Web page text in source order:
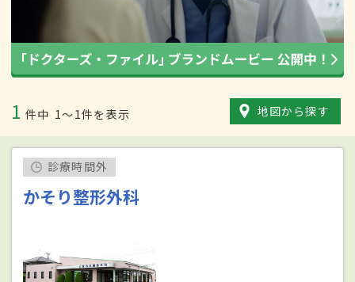
1 件中 1〜1件を表示 地図から探す
診療時間外
かそり整形外科